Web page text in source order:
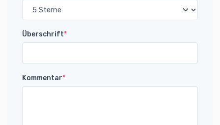
Überschrift*
Kommentar*